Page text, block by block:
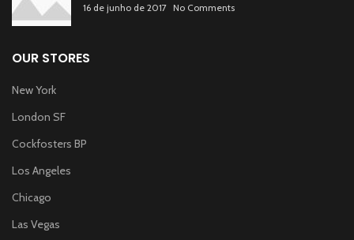
16 de junho de 2017 No Comments
OUR STORES
New York
London SF
Cockfosters BP
Los Angeles
Chicago
Las Vegas